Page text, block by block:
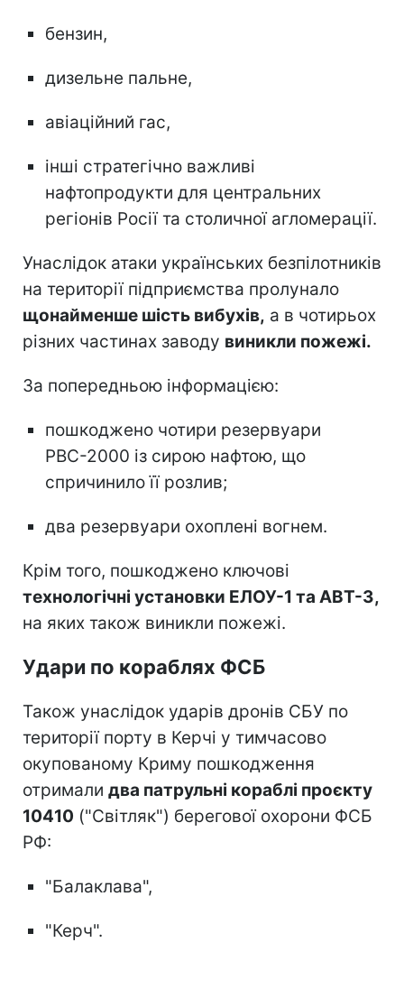
бензин,
дизельне пальне,
авіаційний гас,
інші стратегічно важливі
нафтопродукти для центральних
регіонів Росії та столичної агломерації.
Унаслідок атаки українських безпілотників
на території підприємства пролунало
щонайменше шість вибухів, а в чотирьох
різних частинах заводу виникли пожежі.
За попередньою інформацією:
пошкоджено чотири резервуари
РВС-2000 із сирою нафтою, що
спричинило її розлив;
два резервуари охоплені вогнем.
Крім того, пошкоджено ключові
технологічні установки ЕЛОУ-1 та АВТ-3,
на яких також виникли пожежі.
Удари по кораблях ФСБ
Також унаслідок ударів дронів СБУ по
території порту в Керчі у тимчасово
окупованому Криму пошкодження
отримали два патрульні кораблі проєкту
10410 ("Світляк") берегової охорони ФСБ
РФ:
"Балаклава",
"Керч".